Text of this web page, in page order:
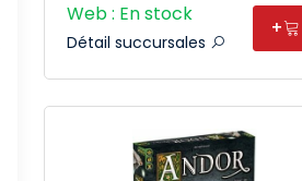
Web : En stock
Détail succursales
+